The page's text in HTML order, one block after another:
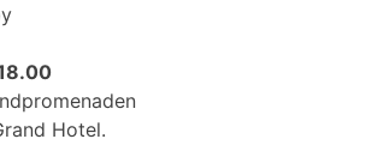
Hotel.